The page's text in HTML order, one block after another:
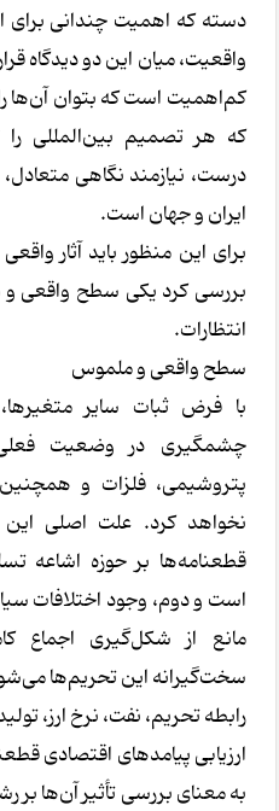
دسته که اهمیت چندانی برای
واقعیت، میان این دو دیدگاه
کم‌اهمیت است که بتوان آن‌ها
که هر تصمیم بین‌المللی را
درست، نیازمند نگاهی
ایران و جهان است.
بررسی کرد یکی سطح واقعی
انتظارات.
سطح واقعی و ملموس
با فرض ثبات سایر
چشمگیری در وضعیت
پتروشیمی، فلزات و همچنین
نخواهد کرد. علت اصلی
قطعنامه‌ها بر حوزه اشاعه
است و دوم، وجود اختلافات
مانع از شکل‌گیری اجماع
سخت‌گیرانه این تحریم‌ها
رابطه تحریم، نفت، نرخ ارز،
ارزیابی پیامدهای اقتصادی
به معنای بررسی تأثیر آن‌ها بر